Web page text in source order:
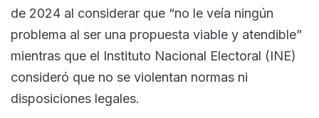
de 2024 al considerar que “no le veía ningún
problema al ser una propuesta viable y atendible”
mientras que el Instituto Nacional Electoral (INE)
consideró que no se violentan normas ni
disposiciones legales.